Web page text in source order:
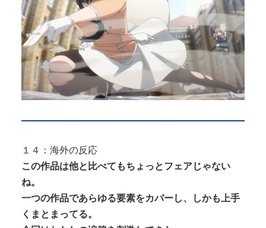
１４：海外の反応
この作品は他と比べてもちょっとフェアじゃない
ね。
一つの作品であらゆる要素をカバーし、しかも上手
くまとまってる。